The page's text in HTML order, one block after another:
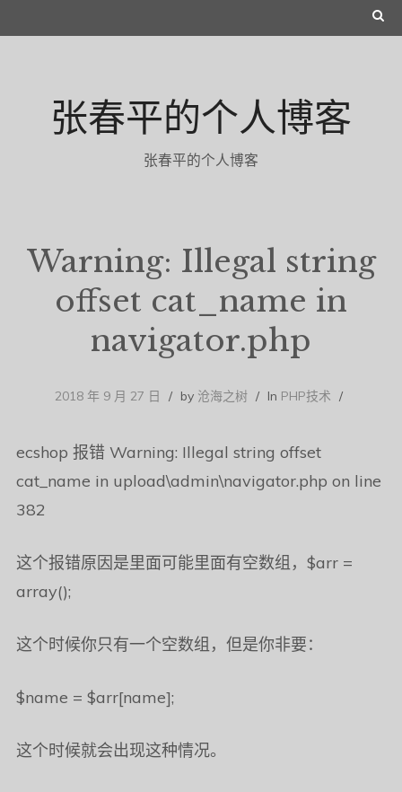
to
张春平的个人博客
张春平的个人博客
Warning: Illegal string
offset cat_name in
navigator.php
2018 年 9 月 27 日 by 沧海之树 In PHP技术
ecshop 报错 Warning: Illegal string offset
cat_name in upload\admin\navigator.php on line
382
这个报错原因是里面可能里面有空数组，$arr =
array();
这个时候你只有一个空数组，但是你非要：
$name = $arr[name];
这个时候就会出现这种情况。